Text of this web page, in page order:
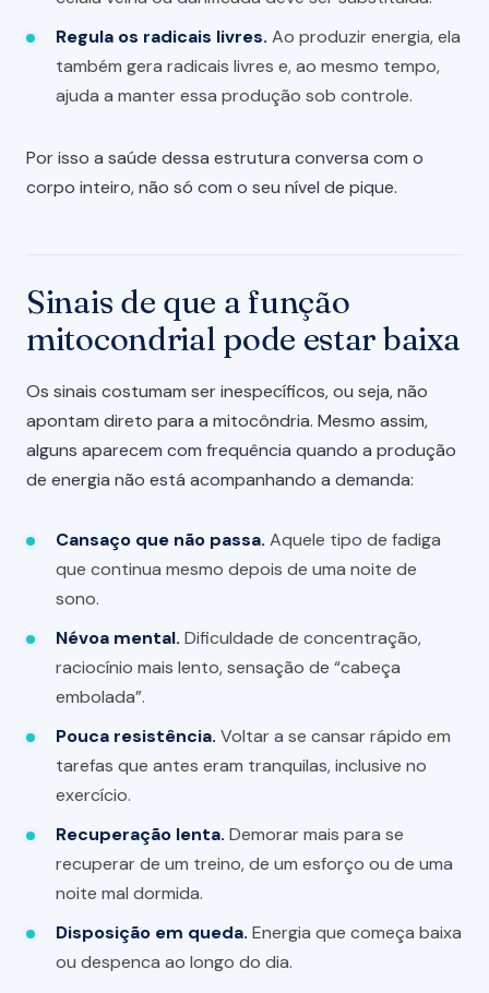
Regula os radicais livres. Ao produzir energia, ela
também gera radicais livres e, ao mesmo tempo,
ajuda a manter essa produção sob controle.
Por isso a saúde dessa estrutura conversa com o
corpo inteiro, não só com o seu nível de pique.
Sinais de que a função
mitocondrial pode estar baixa
Os sinais costumam ser inespecíficos, ou seja, não
apontam direto para a mitocôndria. Mesmo assim,
alguns aparecem com frequência quando a produção
de energia não está acompanhando a demanda:
Cansaço que não passa. Aquele tipo de fadiga
que continua mesmo depois de uma noite de
sono.
Névoa mental. Dificuldade de concentração,
raciocínio mais lento, sensação de “cabeça
embolada”.
Pouca resistência. Voltar a se cansar rápido em
tarefas que antes eram tranquilas, inclusive no
exercício.
Recuperação lenta. Demorar mais para se
recuperar de um treino, de um esforço ou de uma
noite mal dormida.
Disposição em queda. Energia que começa baixa
ou despenca ao longo do dia.